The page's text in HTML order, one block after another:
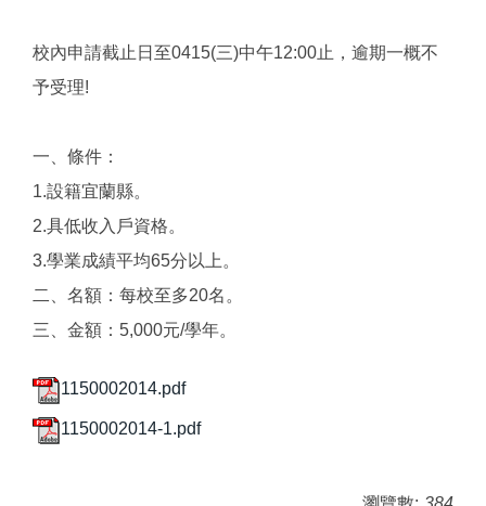
校內申請截止日至0415(三)中午12:00止，逾期一概不
予受理!
一、條件：
1.設籍宜蘭縣。
2.具低收入戶資格。
3.學業成績平均65分以上。
二、名額：每校至多20名。
三、金額：5,000元/學年。
1150002014.pdf
1150002014-1.pdf